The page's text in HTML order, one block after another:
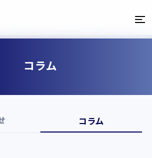
コラム
コラム